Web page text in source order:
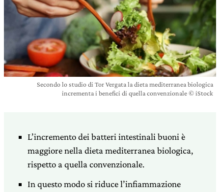
Secondo lo studio di Tor Vergata la dieta mediterranea biologica
incrementa i benefici di quella convenzionale © iStock
L’incremento dei batteri intestinali buoni è
maggiore nella dieta mediterranea biologica,
rispetto a quella convenzionale.
In questo modo si riduce l’infiammazione